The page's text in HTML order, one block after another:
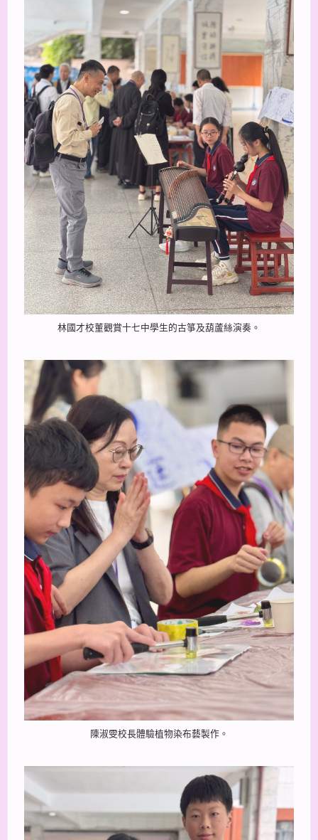
林國才校董觀賞十七中學生的古箏及葫蘆絲演奏。
陳淑雯校長體驗植物染布藝製作。